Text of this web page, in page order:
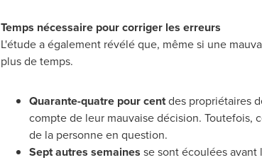
Temps nécessaire pour corriger les erreurs
L'étude a également révélé que, même si une
plus de temps.
Quarante-quatre pour centdes propriétaires
compte de leur mauvaise décision. Toutefois,
de la personne en question.
Sept autres semaines se sont écoulées